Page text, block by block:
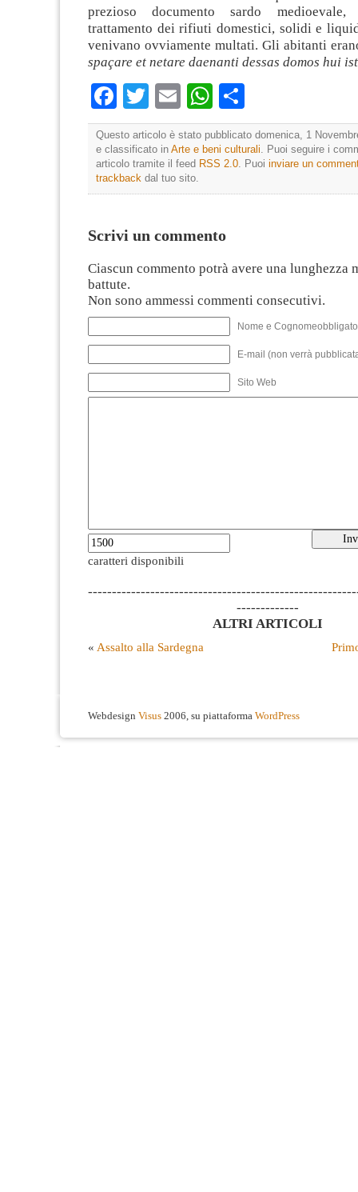
prezioso documento sardo
trattamento dei rifiuti domestici, solidi e
venivano ovviamente multati. Gli abitanti
spaçare et netare daenanti dessas domos hui
Facebook
TwitterEmailWhatsApp
Questo articolo è stato pubblicato domenica, 1
e classificato in Arte e beni culturali. Puoi seguire i
articolo tramite il feed RSS 2.0. Puoi inviare un
trackback dal tuo sito.
Scrivi un commento
Ciascun commento potrà avere una lunghezza
battute.
Non sono ammessi commenti consecutivi.
Nome e
E-mail (non verrà
Sito Web
caratteri disponibili
-------------
ALTRI ARTICOLI
« Assalto alla Sardegna
Webdesign Visus 2006, su piattaforma WordPress